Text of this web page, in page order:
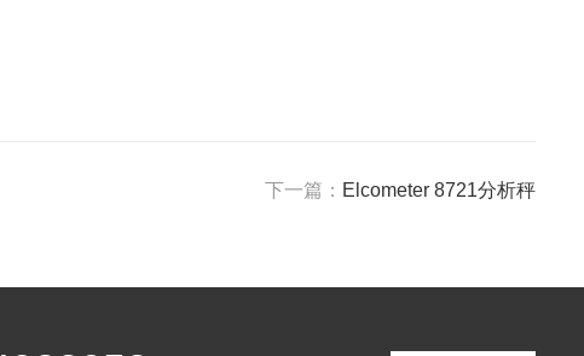
下一篇： Elcometer 8721分析秤